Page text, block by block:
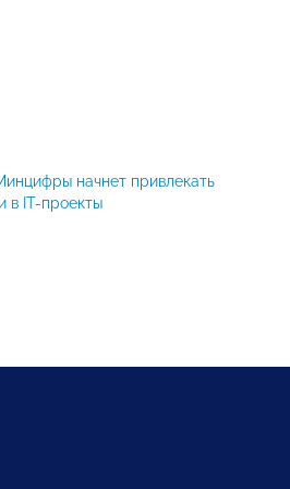
начнет привлекать
в IT-проекты